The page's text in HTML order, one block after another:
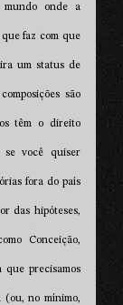
mundo onde a
faz com que
um status de
são
têm o direito
se você quiser
fora do país
das hipóteses,
Conceição,
que precisamos
(ou, no mínimo,